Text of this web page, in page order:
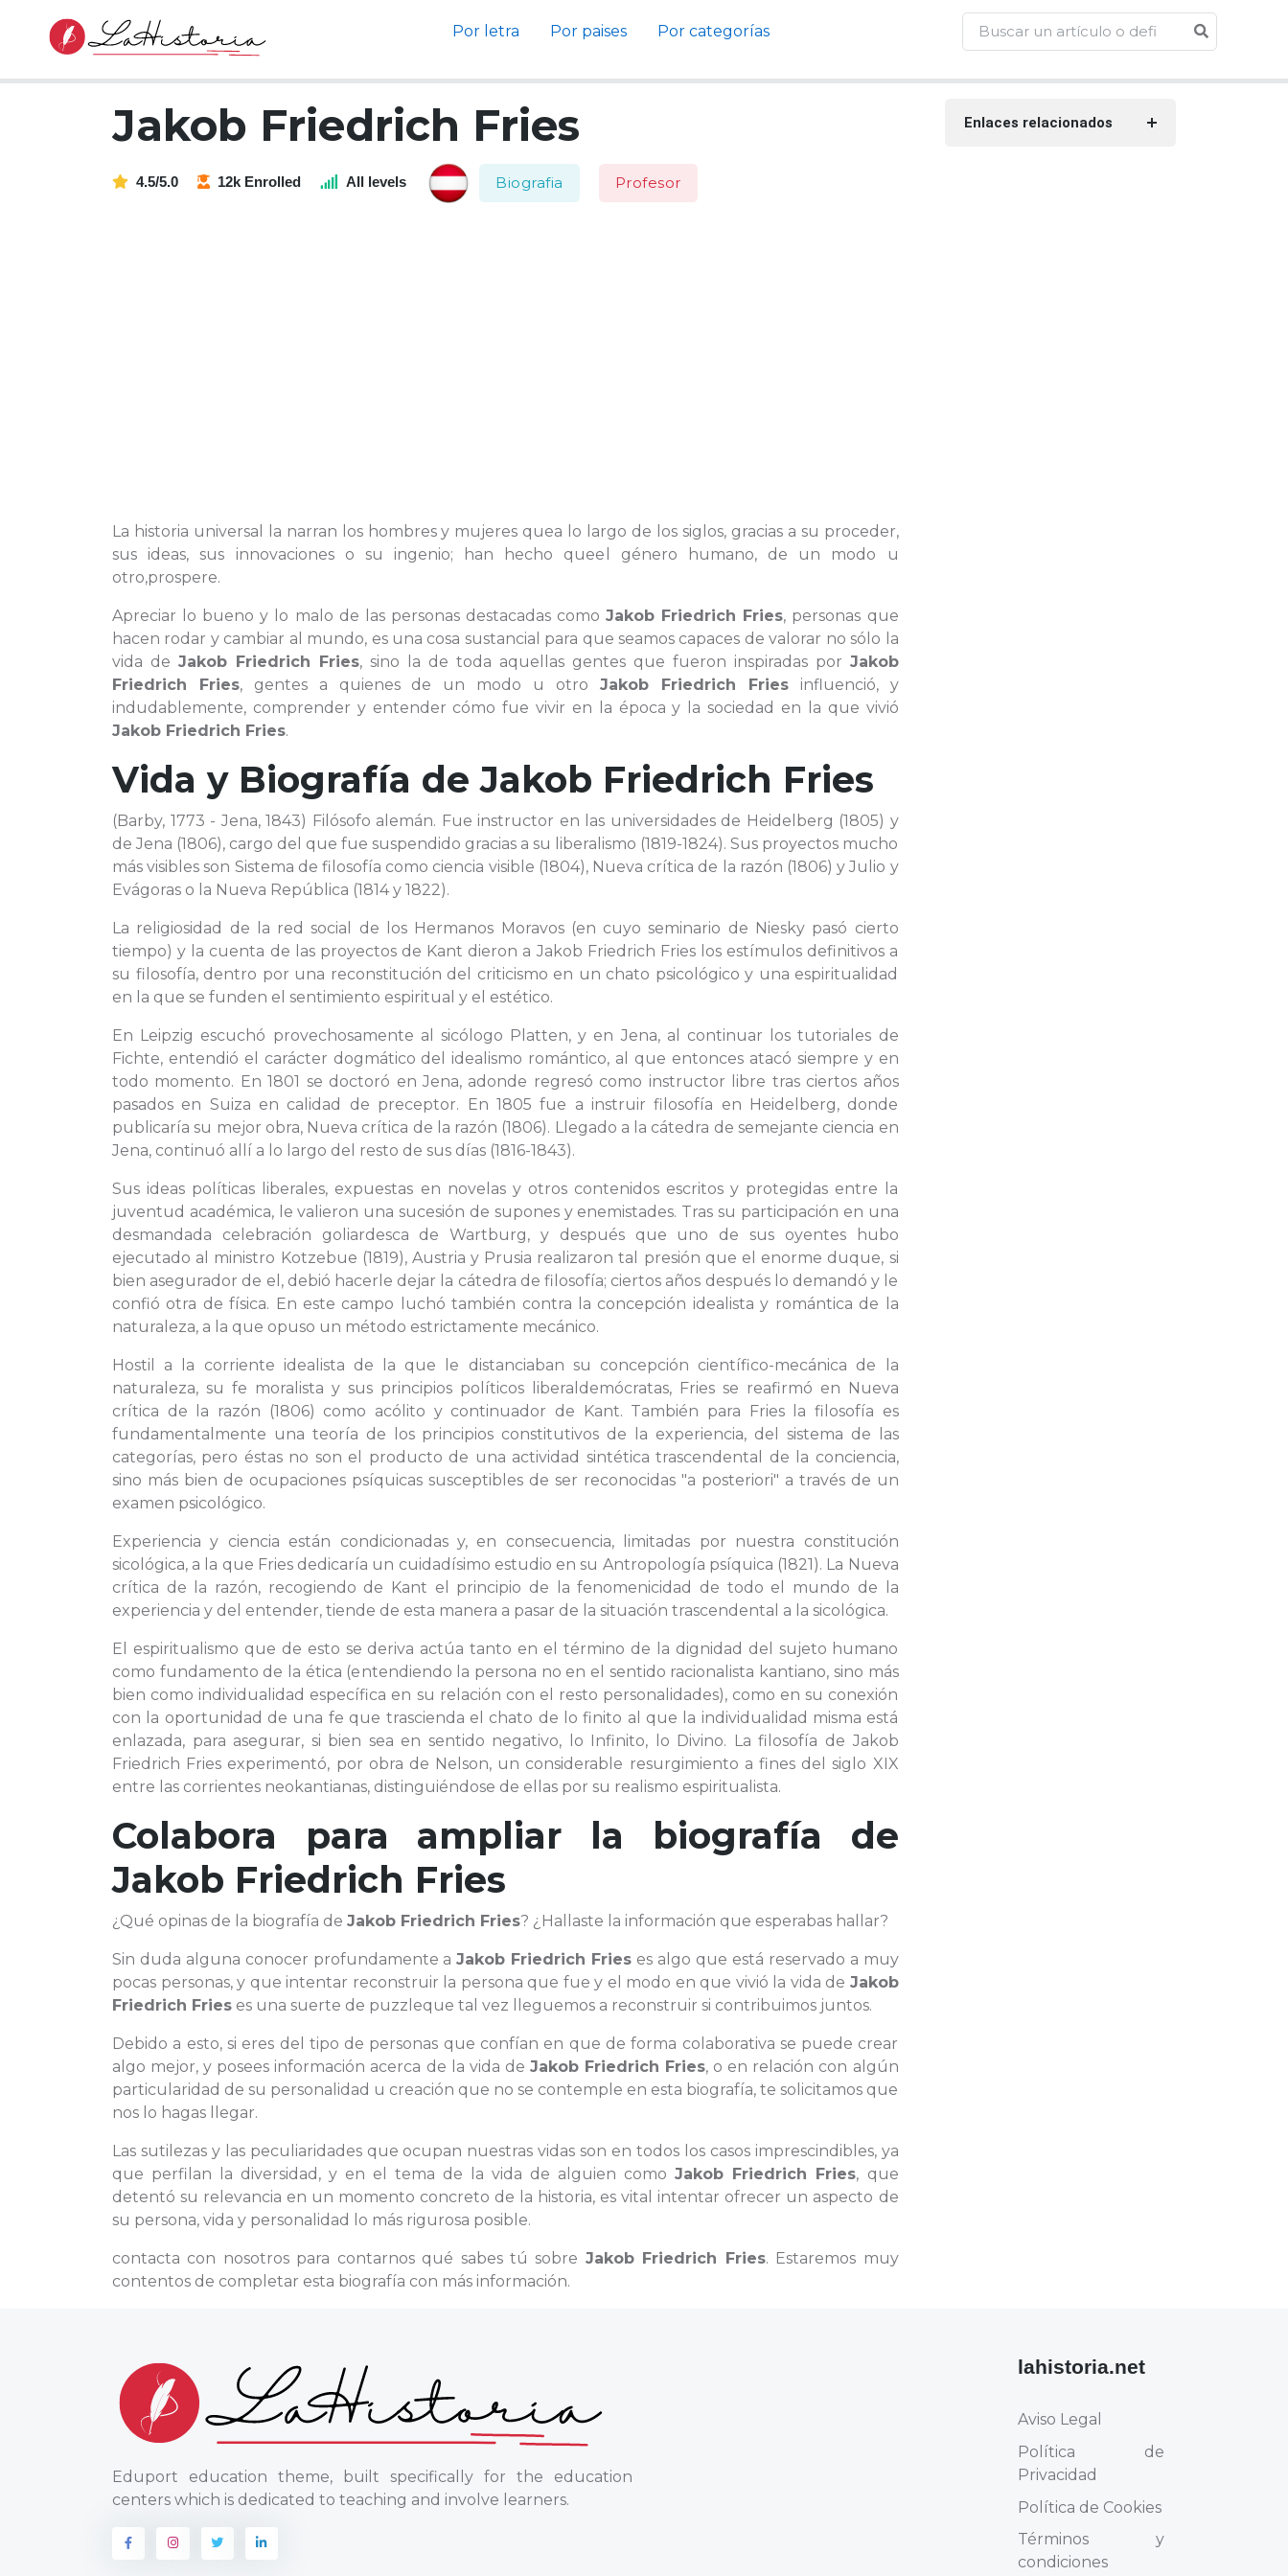
Por letra Por paises Por categorías
Jakob Friedrich Fries
4.5/5.0 12k Enrolled All levels Biografia Profesor
La historia universal la narran los hombres y mujeres quea lo largo de los siglos, gracias a su proceder,
sus ideas, sus innovaciones o su ingenio; han hecho queel género humano, de un modo u
otro,prospere.
Apreciar lo bueno y lo malo de las personas destacadas comoJakob Friedrich Fries, personas que
hacen rodar y cambiar al mundo, es una cosa sustancial para que seamos capaces de valorar no sólo la
vida de Jakob Friedrich Fries, sino la de toda aquellas gentes que fueron inspiradas por Jakob
Friedrich Fries, gentes a quienes de un modo u otro Jakob Friedrich Friesinfluenció, y
indudablemente, comprender y entender cómo fue vivir en la época y la sociedad en la que vivió
Jakob Friedrich Fries.
Vida y Biografía deJakob Friedrich Fries
(Barby, 1773 - Jena, 1843) Filósofo alemán. Fue instructor en las universidades de Heidelberg (1805) y
de Jena (1806), cargo del que fue suspendido gracias a su liberalismo (1819-1824). Sus proyectos mucho
más visibles son Sistema de filosofía como ciencia visible (1804), Nueva crítica de la razón (1806) y Julio y
Evágoras o la Nueva República (1814 y 1822).
La religiosidad de la red social de los Hermanos Moravos (en cuyo seminario de Niesky pasó cierto
tiempo) y la cuenta de las proyectos de Kant dieron a Jakob Friedrich Fries los estímulos definitivos a
su filosofía, dentro por una reconstitución del criticismo en un chato psicológico y una espiritualidad
en la que se funden el sentimiento espiritual y el estético.
En Leipzig escuchó provechosamente al sicólogo Platten, y en Jena, al continuar los tutoriales de
Fichte, entendió el carácter dogmático del idealismo romántico, al que entonces atacó siempre y en
todo momento. En 1801 se doctoró en Jena, adonde regresó como instructor libre tras ciertos años
pasados en Suiza en calidad de preceptor. En 1805 fue a instruir filosofía en Heidelberg, donde
publicaría su mejor obra, Nueva crítica de la razón (1806). Llegado a la cátedra de semejante ciencia en
Jena, continuó allí a lo largo del resto de sus días (1816-1843).
Sus ideas políticas liberales, expuestas en novelas y otros contenidos escritos y protegidas entre la
juventud académica, le valieron una sucesión de supones y enemistades. Tras su participación en una
desmandada celebración goliardesca de Wartburg, y después que uno de sus oyentes hubo
ejecutado al ministro Kotzebue (1819), Austria y Prusia realizaron tal presión que el enorme duque, si
bien asegurador de el, debió hacerle dejar la cátedra de filosofía; ciertos años después lo demandó y le
confió otra de física. En este campo luchó también contra la concepción idealista y romántica de la
naturaleza, a la que opuso un método estrictamente mecánico.
Hostil a la corriente idealista de la que le distanciaban su concepción científico-mecánica de la
naturaleza, su fe moralista y sus principios políticos liberaldemócratas, Fries se reafirmó en Nueva
crítica de la razón (1806) como acólito y continuador de Kant. También para Fries la filosofía es
fundamentalmente una teoría de los principios constitutivos de la experiencia, del sistema de las
categorías, pero éstas no son el producto de una actividad sintética trascendental de la conciencia,
sino más bien de ocupaciones psíquicas susceptibles de ser reconocidas "a posteriori" a través de un
examen psicológico.
Experiencia y ciencia están condicionadas y, en consecuencia, limitadas por nuestra constitución
sicológica, a la que Fries dedicaría un cuidadísimo estudio en su Antropología psíquica (1821). La Nueva
crítica de la razón, recogiendo de Kant el principio de la fenomenicidad de todo el mundo de la
experiencia y del entender, tiende de esta manera a pasar de la situación trascendental a la sicológica.
El espiritualismo que de esto se deriva actúa tanto en el término de la dignidad del sujeto humano
como fundamento de la ética (entendiendo la persona no en el sentido racionalista kantiano, sino más
bien como individualidad específica en su relación con el resto personalidades), como en su conexión
con la oportunidad de una fe que trascienda el chato de lo finito al que la individualidad misma está
enlazada, para asegurar, si bien sea en sentido negativo, lo Infinito, lo Divino. La filosofía de Jakob
Friedrich Fries experimentó, por obra de Nelson, un considerable resurgimiento a fines del siglo XIX
entre las corrientes neokantianas, distinguiéndose de ellas por su realismo espiritualista.
Colabora para ampliar la biografía de
Jakob Friedrich Fries
¿Qué opinas de la biografía de Jakob Friedrich Fries? ¿Hallaste la información que esperabas hallar?
Sin duda alguna conocer profundamente aJakob Friedrich Fries es algo que está reservado a muy
pocas personas, y que intentar reconstruir la persona que fue y el modo en que vivió la vida de Jakob
Friedrich Fries es una suerte de puzzleque tal vez lleguemos a reconstruir si contribuimos juntos.
Debido a esto, si eres del tipo de personas que confían en que de forma colaborativa se puede crear
algo mejor, y posees información acerca de la vida de Jakob Friedrich Fries, o en relación con algún
particularidad de su personalidad u creación que no se contemple en esta biografía, te solicitamos que
nos lo hagas llegar.
Las sutilezas y las peculiaridades que ocupan nuestras vidas son en todos los casos imprescindibles, ya
que perfilan la diversidad, y en el tema de la vida de alguien comoJakob Friedrich Fries, que
detentó su relevancia en un momento concreto de la historia, es vital intentar ofrecer un aspecto de
su persona, vida y personalidad lo más rigurosa posible.
contacta con nosotros para contarnos qué sabes tú sobre Jakob Friedrich Fries. Estaremos muy
contentos de completar esta biografía con más información.
Enlaces relacionados
Eduport education theme, built specifically for the education
centers which is dedicated to teaching and involve learners.
lahistoria.net
Aviso Legal
Política de
Privacidad
Política de Cookies
Términos y
condiciones